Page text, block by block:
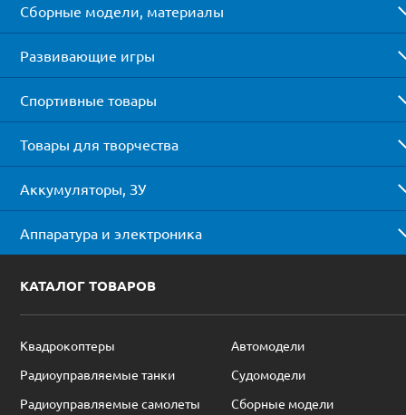
Сборные модели, материалы
Развивающие игры
Спортивные товары
Товары для творчества
Аккумуляторы, ЗУ
Аппаратура и электроника
КАТАЛОГ ТОВАРОВ
Квадрокоптеры
Автомодели
Радиоуправляемые танки
Судомодели
Радиоуправляемые самолеты
Сборные модели